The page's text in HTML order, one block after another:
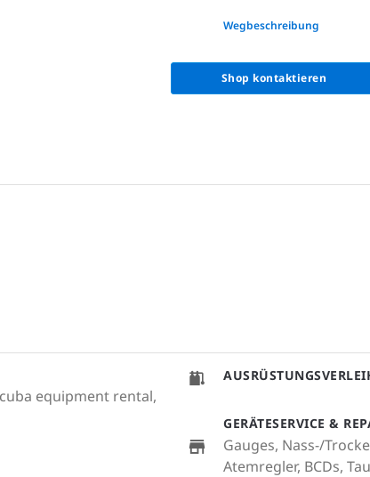
None
Wegbeschreibung
Shop kontaktieren
equipment rental,
GERÄTESERVICE &
Gauges, Nass-/
Atemregler, BCDs,